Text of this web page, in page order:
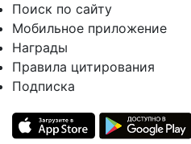
Поиск по сайту
Мобильное приложение
Награды
Правила цитирования
Подписка